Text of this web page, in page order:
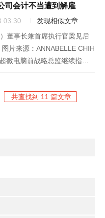
动最终收跌。道指跌0...
司会计不当遭到解雇
03:30
发现相似文章
董事长兼首席执行官梁见后
片来源：ANNABELLE CHIH
微电脑前战略总监继续指
最终解雇了他，原因是他举报
共查找到 11 篇文章